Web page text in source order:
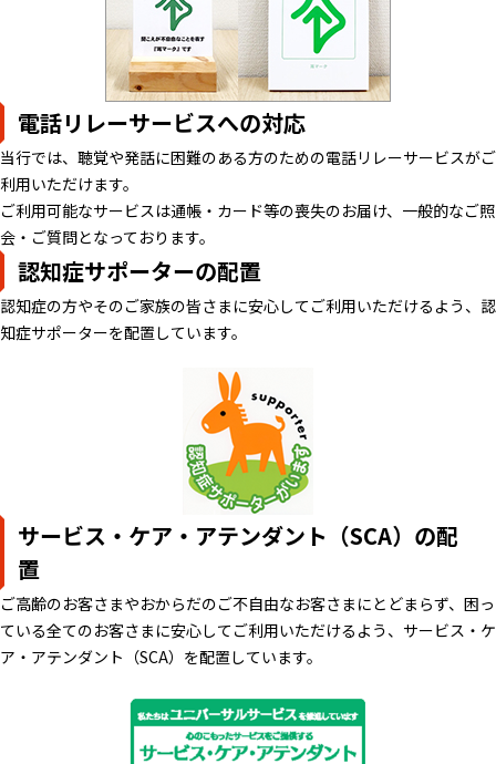
電話リレーサービスへの対応
当行では、聴覚や発話に困難のある方のための電話リレーサービスがご
利用いただけます。
ご利用可能なサービスは通帳・カード等の喪失のお届け、一般的なご照
会・ご質問となっております。
認知症サポーターの配置
認知症の方やそのご家族の皆さまに安心してご利用いただけるよう、認
知症サポーターを配置しています。
サービス・ケア・アテンダント（SCA）の配
置
ご高齢のお客さまやおからだのご不自由なお客さまにとどまらず、困っ
ている全てのお客さまに安心してご利用いただけるよう、サービス・ケ
ア・アテンダント（SCA）を配置しています。